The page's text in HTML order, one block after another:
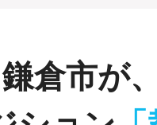
鎌倉市が